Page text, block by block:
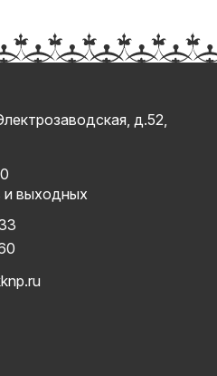
д.52,
и выходных